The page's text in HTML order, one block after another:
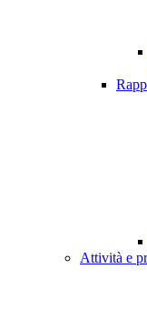
Attività e